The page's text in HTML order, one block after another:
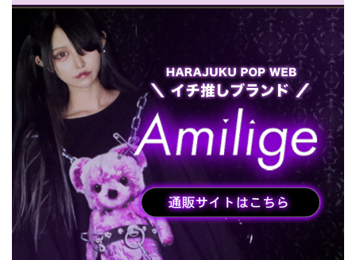
HARAJUKU POP TV